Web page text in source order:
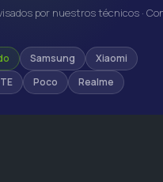
por nuestros técnicos ·
Samsung
Xiaomi
Poco Realme